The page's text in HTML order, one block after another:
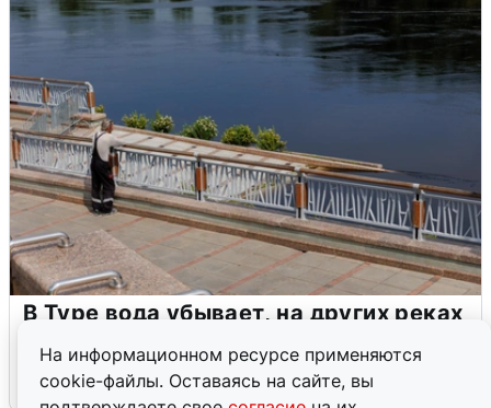
На информационном ресурсе применяются
cookie-файлы. Оставаясь на сайте, вы
В Туре вода убывает, на других реках
4 августа 0